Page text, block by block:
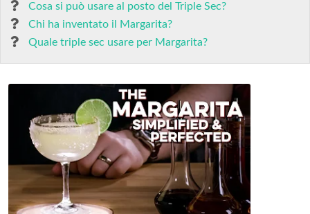
Cosa si può usare al posto del Triple Sec?
Chi ha inventato il Margarita?
Quale triple sec usare per Margarita?